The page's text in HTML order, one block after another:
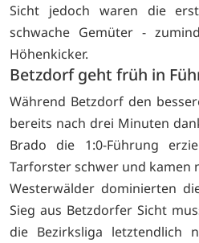
Sicht jedoch waren die
schwache Gemüter -
Höhenkicker.
Betzdorf geht früh in
Während Betzdorf den
bereits nach drei Minuten
Brado die 1:0-Führung
Tarforster schwer und kamen
Westerwälder dominierten
Sieg aus Betzdorfer Sicht
die Bezirksliga letztendlich